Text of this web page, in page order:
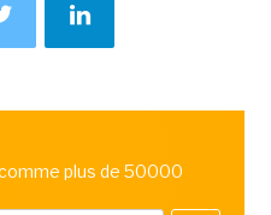
plus de 50000